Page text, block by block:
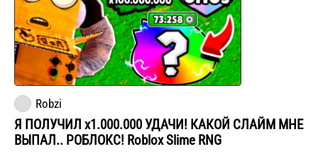
Robzi
Я ПОЛУЧИЛ х1.000.000 УДАЧИ! КАКОЙ СЛАЙМ МНЕ
ВЫПАЛ.. РОБЛОКС! Roblox Slime RNG